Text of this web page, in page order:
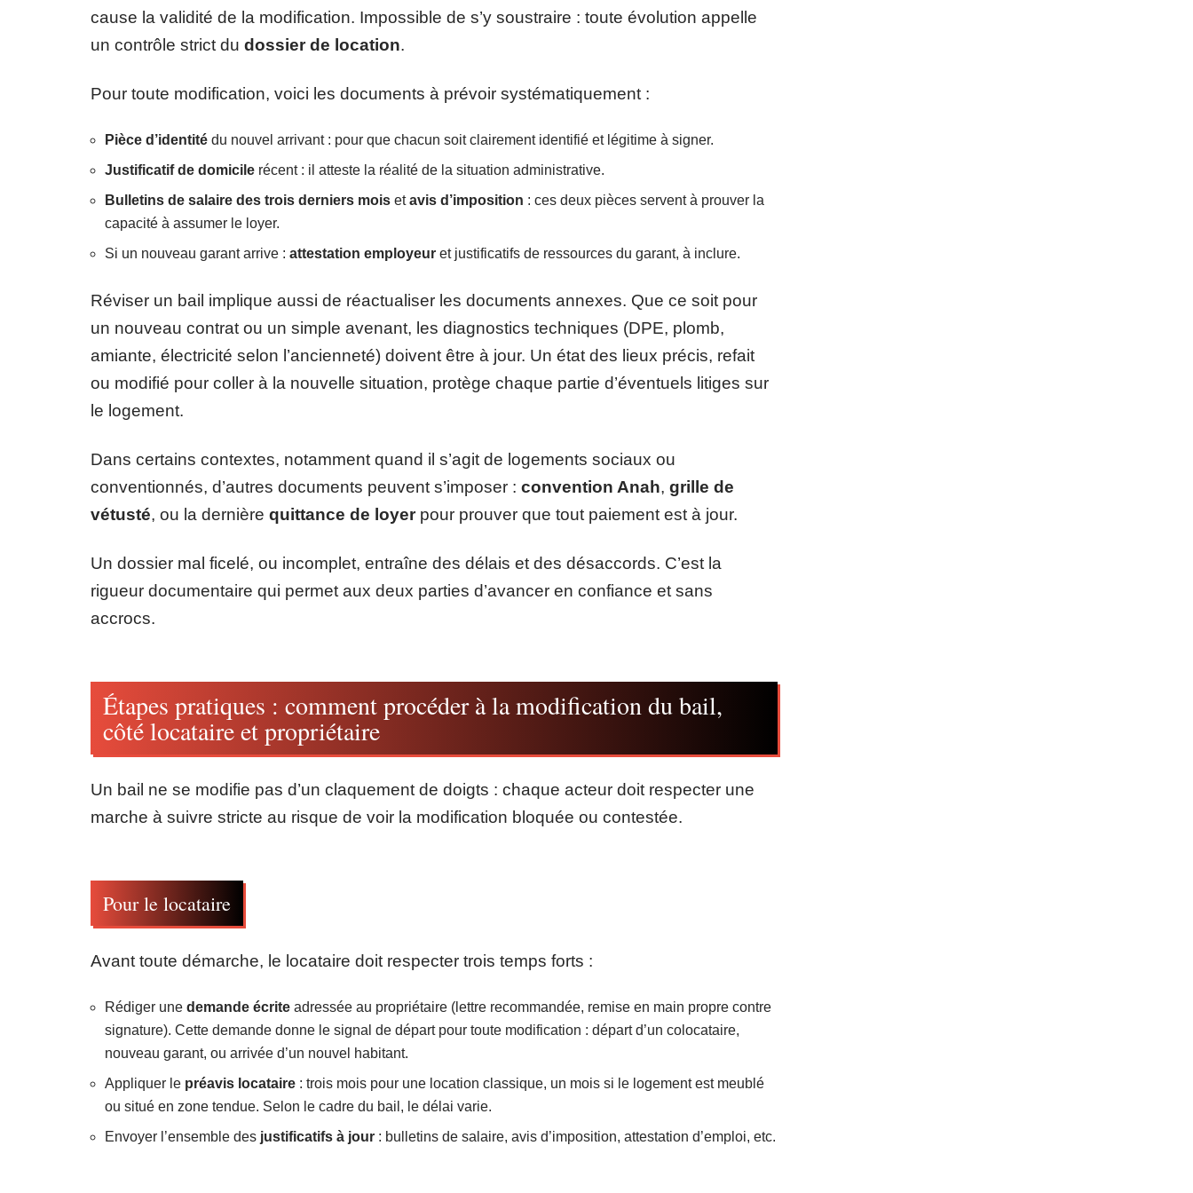
cause la validité de la modification. Impossible de s’y soustraire : toute évolution appelle
un contrôle strict du dossier de location.
Pour toute modification, voici les documents à prévoir systématiquement :
Pièce d’identité du nouvel arrivant : pour que chacun soit clairement identifié et légitime à signer.
Justificatif de domicile récent : il atteste la réalité de la situation administrative.
Bulletins de salaire des trois derniers mois etavis d’imposition : ces deux pièces servent à prouver la
capacité à assumer le loyer.
Si un nouveau garant arrive : attestation employeur et justificatifs de ressources du garant, à inclure.
Réviser un bail implique aussi de réactualiser les documents annexes. Que ce soit pour
un nouveau contrat ou un simple avenant, les diagnostics techniques (DPE, plomb,
amiante, électricité selon l’ancienneté) doivent être à jour. Un état des lieux précis, refait
ou modifié pour coller à la nouvelle situation, protège chaque partie d’éventuels litiges sur
le logement.
Dans certains contextes, notamment quand il s’agit de logements sociaux ou
conventionnés, d’autres documents peuvent s’imposer : convention Anah, grille de
vétusté, ou la dernière quittance de loyerpour prouver que tout paiement est à jour.
Un dossier mal ficelé, ou incomplet, entraîne des délais et des désaccords. C’est la
rigueur documentaire qui permet aux deux parties d’avancer en confiance et sans
accrocs.
Étapes pratiques : comment procéder à la modification du bail,
côté locataire et propriétaire
Un bail ne se modifie pas d’un claquement de doigts : chaque acteur doit respecter une
marche à suivre stricte au risque de voir la modification bloquée ou contestée.
Pour le locataire
Avant toute démarche, le locataire doit respecter trois temps forts :
Rédiger une demande écrite adressée au propriétaire (lettre recommandée, remise en main propre contre
signature). Cette demande donne le signal de départ pour toute modification : départ d’un colocataire,
nouveau garant, ou arrivée d’un nouvel habitant.
Appliquer le préavis locataire : trois mois pour une location classique, un mois si le logement est meublé
ou situé en zone tendue. Selon le cadre du bail, le délai varie.
Envoyer l’ensemble des justificatifs à jour : bulletins de salaire, avis d’imposition, attestation d’emploi, etc.